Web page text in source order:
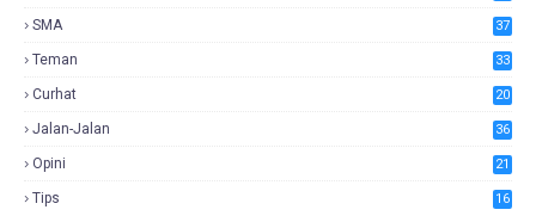
SMA 37
Teman 33
Curhat 20
Jalan-Jalan 36
Opini 21
Tips 16